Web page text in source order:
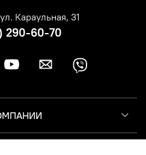
Караульная, 31
290-60-70